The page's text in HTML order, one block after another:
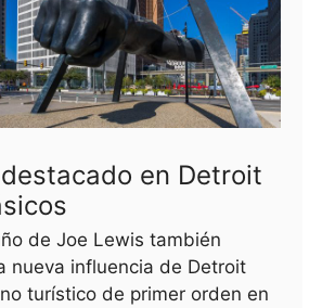
en Detroit
de Joe Lewis también
nueva influencia de Detroit
turístico de primer orden en